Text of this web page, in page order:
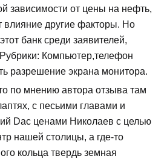
зависимости от цены на нефть,
влияние другие факторы. Но
банк среди заявителей,
Компьютер,телефон
разрешение экрана монитора.
по мнению автора отзыва там
с песьими главами и
Dac ценами Николаев с целью
нашей столицы, а где-то
кольца твердь земная